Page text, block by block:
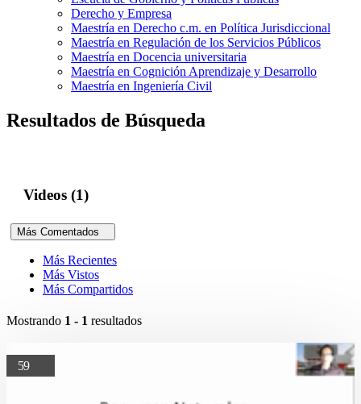
Derecho y Empresa
Maestría en Derecho c.m. en Política Jurisdiccional
Maestría en Regulación de los Servicios Públicos
Maestría en Docencia universitaria
Maestría en Cognición Aprendizaje y Desarrollo
Maestría en Ingeniería Civil
Resultados de Búsqueda
Videos (1)
Más Comentados
Más Recientes
Más Vistos
Más Compartidos
Mostrando 1 - 1 resultados
59